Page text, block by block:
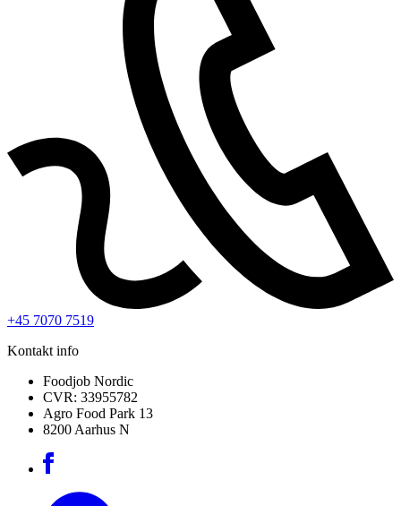
+45 7070 7519
Kontakt info
Foodjob Nordic
CVR: 33955782
Agro Food Park 13
8200 Aarhus N